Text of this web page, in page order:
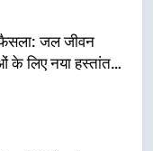
जोशी ने कांवड़
शक्ति, सामाजिक
संस्कृति का सशक्त